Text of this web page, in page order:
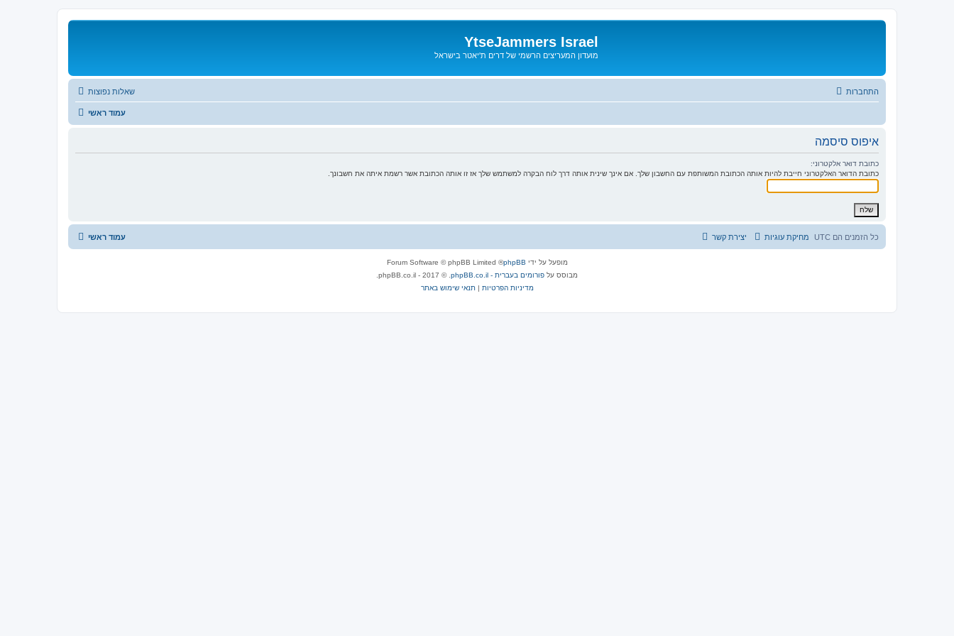
YtseJammers Israel
מועדון המעריצים הרשמי של דרים ת'יאטר בישראל
שאלות נפוצות התחברות
עמוד ראשי
איפוס סיסמה
כתובת דואר אלקטרוני:
כתובת הדואר האלקטרוני חייבת להיות אותה הכתובת המשותפת עם החשבון שלך. אם אינך שינית אותה דרך לוח הבקרה למשתמש שלך אז זו אותה הכתובת אשר רשמת איתה את חשבונך.
עמוד ראשי כל הזמנים הם UTC מחיקת עוגיות יצירת קשר
מופעל על ידי phpBB
® Forum Software © phpBB Limited
מבוסס על phpBB.co.il - פורומים בעברית
. © 2017 - phpBB.co.il.
מדיניות הפרטיות |תנאי שימוש באתר